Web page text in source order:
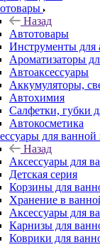
Назад
Автотовары
Инструменты для
Ароматизаторы
Автоаксессуары
Аккумуляторы,
Автохимия
Салфетки, губки
Автокосметика
для
Назад
Аксессуары для
Детская серия
Корзины для
Хранение в
Аксессуары для
Карнизы для
Коврики для